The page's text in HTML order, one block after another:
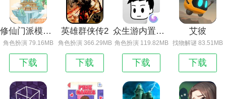
修仙门派模拟器
角色扮演 79.16MB
下载
英雄群侠传2
角色扮演 366.29MB
下载
众生游内置菜单版
角色扮演 119.82MB
下载
艾彼
找物解谜 83.51MB
下载